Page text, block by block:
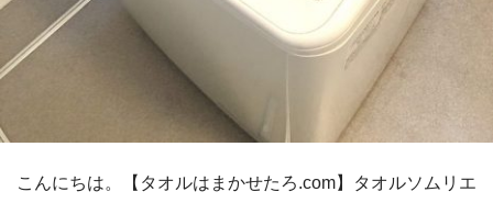
こんにちは。【タオルはまかせたろ.com】タオルソムリエ